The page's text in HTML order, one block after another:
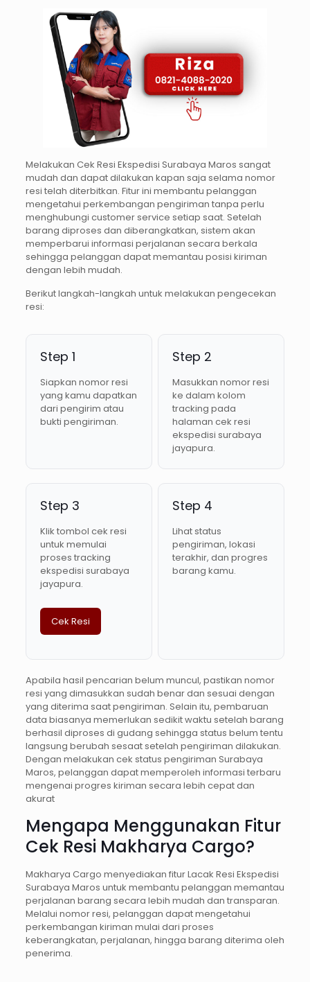
Melakukan Cek Resi Ekspedisi Surabaya Maros sangat
mudah dan dapat dilakukan kapan saja selama nomor
resi telah diterbitkan. Fitur ini membantu pelanggan
mengetahui perkembangan pengiriman tanpa perlu
menghubungi customer service setiap saat. Setelah
barang diproses dan diberangkatkan, sistem akan
memperbarui informasi perjalanan secara berkala
sehingga pelanggan dapat memantau posisi kiriman
dengan lebih mudah.
Berikut langkah-langkah untuk melakukan pengecekan
resi:
Step 1
Siapkan nomor resi
yang kamu dapatkan
dari pengirim atau
bukti pengiriman.
Step 2
Masukkan nomor resi
ke dalam kolom
tracking pada
halaman cek resi
ekspedisi surabaya
jayapura.
Step 3
Klik tombol cek resi
untuk memulai
proses tracking
ekspedisi surabaya
jayapura.
Cek Resi
Step 4
Lihat status
pengiriman, lokasi
terakhir, dan progres
barang kamu.
Apabila hasil pencarian belum muncul, pastikan nomor
resi yang dimasukkan sudah benar dan sesuai dengan
yang diterima saat pengiriman. Selain itu, pembaruan
data biasanya memerlukan sedikit waktu setelah barang
berhasil diproses di gudang sehingga status belum tentu
langsung berubah sesaat setelah pengiriman dilakukan.
Dengan melakukan cek status pengiriman Surabaya
Maros, pelanggan dapat memperoleh informasi terbaru
mengenai progres kiriman secara lebih cepat dan
akurat
Mengapa Menggunakan Fitur
Cek Resi Makharya Cargo?
Makharya Cargo menyediakan fitur Lacak Resi Ekspedisi
Surabaya Maros untuk membantu pelanggan memantau
perjalanan barang secara lebih mudah dan transparan.
Melalui nomor resi, pelanggan dapat mengetahui
perkembangan kiriman mulai dari proses
keberangkatan, perjalanan, hingga barang diterima oleh
penerima.